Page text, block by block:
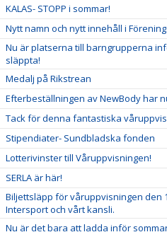
KALAS- STOPP i sommar!
Nytt namn och nytt innehåll i
Nu är platserna till barngrupperna
släppta!
Medalj på Rikstrean
Efterbeställningen av NewBody har
Tack för denna fantastiska
Stipendiater- Sundbladska fonden
Lotterivinster till Våruppvisningen!
SERLA är här!
Biljettsläpp för våruppvisningen den
Intersport och vårt kansli.
Nu är det bara att ladda inför